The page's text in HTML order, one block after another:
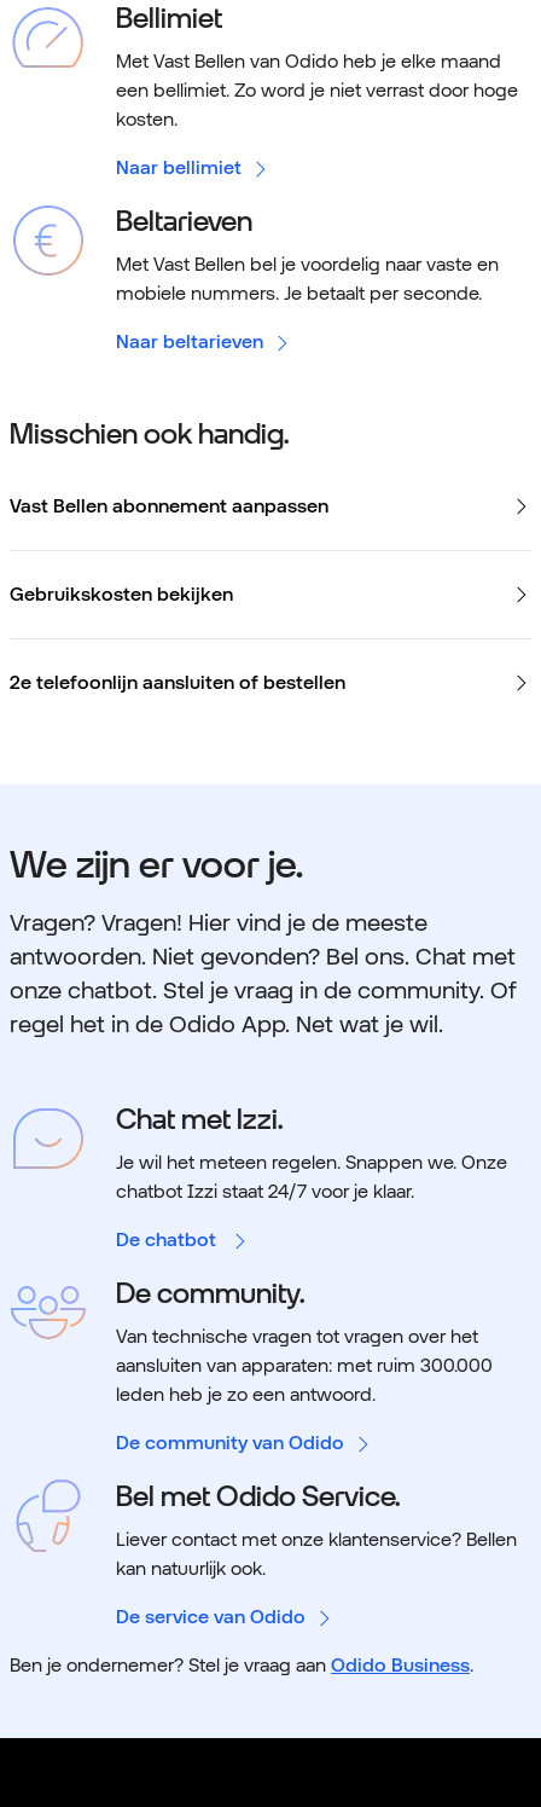
Bellimiet
Met Vast Bellen van Odido heb je elke maand
een bellimiet. Zo word je niet verrast door hoge
kosten.
Naar bellimiet
Beltarieven
Met Vast Bellen bel je voordelig naar vaste en
mobiele nummers. Je betaalt per seconde.
Naar beltarieven
Misschien ook handig.
Vast Bellen abonnement aanpassen
Gebruikskosten bekijken
2e telefoonlijn aansluiten of bestellen
We zijn er voor je.
Vragen? Vragen! Hier vind je de meeste
antwoorden. Niet gevonden? Bel ons. Chat met
onze chatbot. Stel je vraag in de community. Of
regel het in de Odido App. Net wat je wil.
Chat met Izzi.
Je wil het meteen regelen. Snappen we. Onze
chatbot Izzi staat 24/7 voor je klaar.
De chatbot
De community.
Van technische vragen tot vragen over het
aansluiten van apparaten: met ruim 300.000
leden heb je zo een antwoord.
De community van Odido
Bel met Odido Service.
Liever contact met onze klantenservice? Bellen
kan natuurlijk ook.
De service van Odido
Ben je ondernemer? Stel je vraag aan Odido Business.